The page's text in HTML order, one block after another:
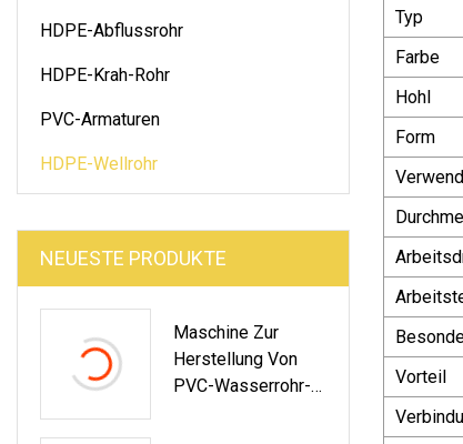
HDPE-Abflussrohr
HDPE-Krah-Rohr
PVC-Armaturen
HDPE-Wellrohr
NEUESTE PRODUKTE
Maschine Zur
Herstellung Von
PVC-Wasserrohr-
Typ
Farbe
Hohl
Form
Vorteil